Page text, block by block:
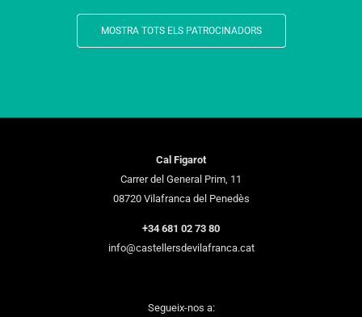
MOSTRA TOTS ELS PATROCINADORS
Cal Figarot
Carrer del General Prim, 11
08720 Vilafranca del Penedès
+34 681 02 73 80
info@castellersdevilafranca.cat
Segueix-nos a: